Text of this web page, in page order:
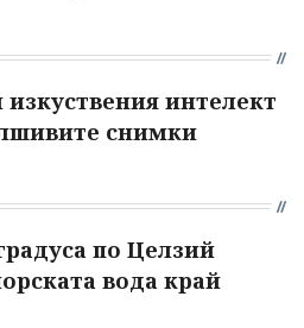
интелект
снимки
по Целзий
вода край